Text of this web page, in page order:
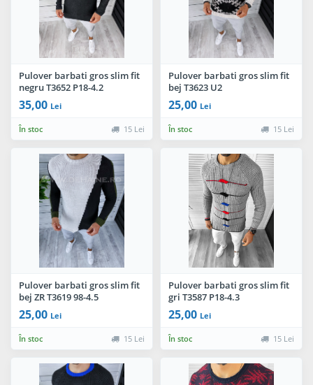
Pulover barbati gros slim fit
negru T3652 P18-4.2
35,00 Lei
În stoc 15 Lei
Pulover barbati gros slim fit
bej T3623 U2
25,00 Lei
În stoc 15 Lei
Pulover barbati gros slim fit
bej ZR T3619 98-4.5
25,00 Lei
În stoc 15 Lei
Pulover barbati gros slim fit
gri T3587 P18-4.3
25,00 Lei
În stoc 15 Lei